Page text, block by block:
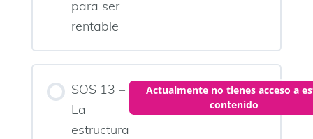
para ser
rentable
SOS 13 –
La
estructura
Actualmente no tienes acceso a
contenido